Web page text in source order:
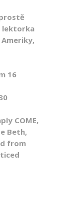
lektorka
16
COME,
Beth,
from